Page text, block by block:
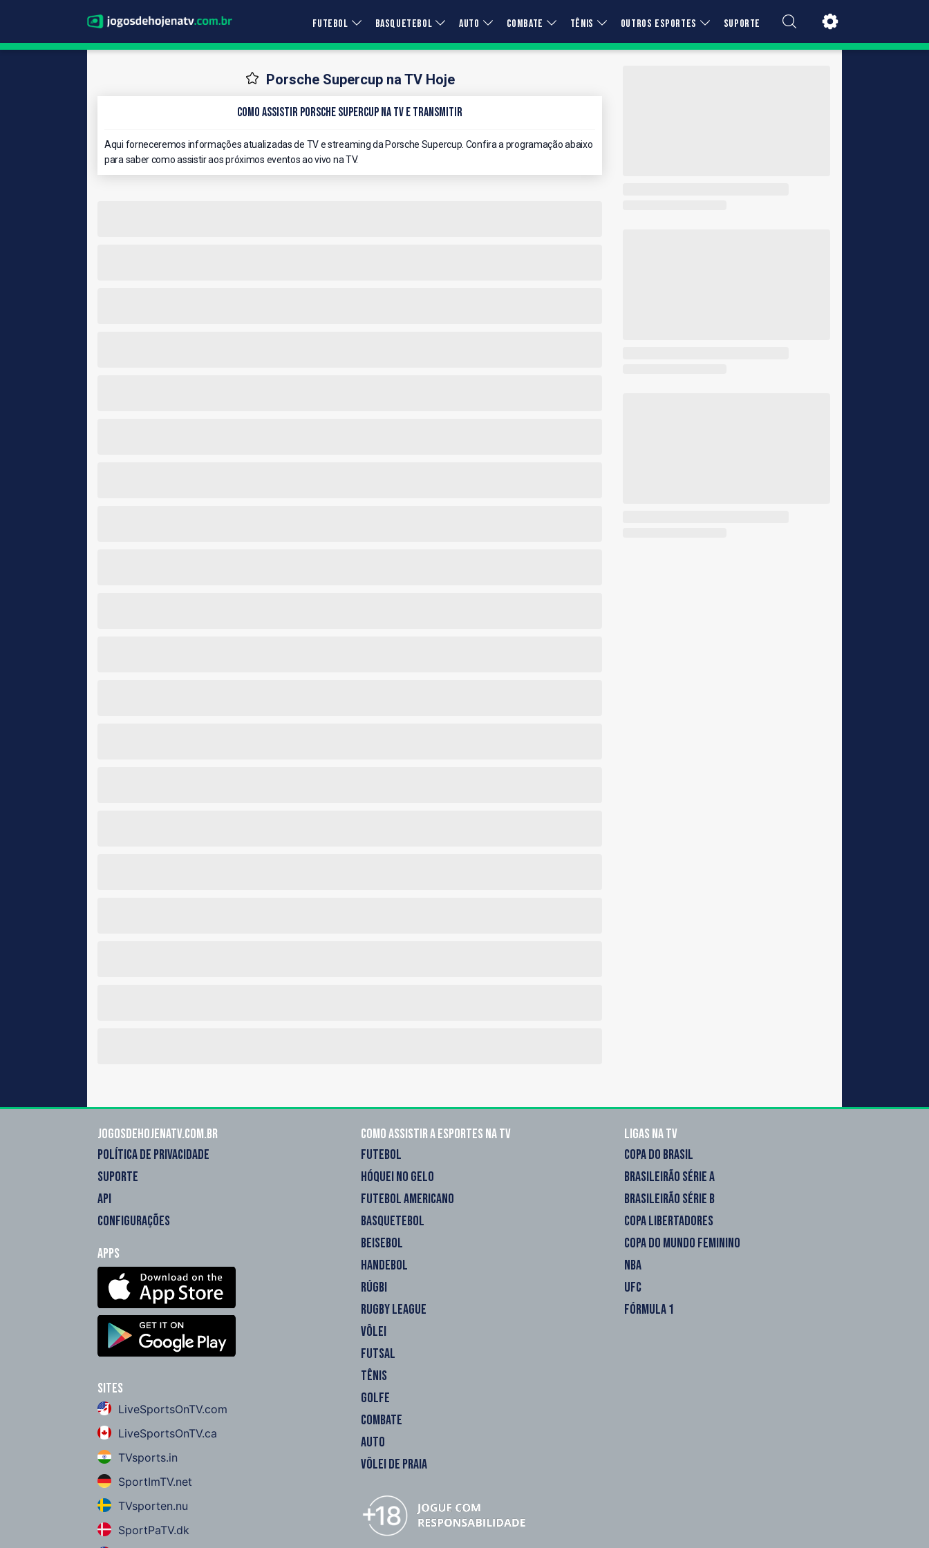
FUTEBOL BASQUETEBOL AUTO COMBATE TÊNIS OUTROS ESPORTES SUPORTE
Porsche Supercup na TV Hoje
Como Assistir Porsche Supercup na TV e Transmitir
Aqui forneceremos informações atualizadas de TV e streaming da Porsche Supercup. Confira a programação abaixo
para saber como assistir aos próximos eventos ao vivo na TV.
Jogosdehojenatv.com.br
POLÍTICA DE PRIVACIDADE
SUPORTE
API
CONFIGURAÇÕES
Apps
Sites
LiveSportsOnTV.com
LiveSportsOnTV.ca
TVsports.in
SportImTV.net
TVsporten.nu
SportPaTV.dk
Como assistir a esportes na TV
FUTEBOL
HÓQUEI NO GELO
FUTEBOL AMERICANO
BASQUETEBOL
BEISEBOL
HANDEBOL
RÚGBI
RUGBY LEAGUE
VÔLEI
FUTSAL
TÊNIS
GOLFE
COMBATE
AUTO
VÔLEI DE PRAIA
Ligas na TV
COPA DO BRASIL
BRASILEIRÃO SÉRIE A
BRASILEIRÃO SÉRIE B
COPA LIBERTADORES
COPA DO MUNDO FEMININO
NBA
UFC
FÓRMULA 1